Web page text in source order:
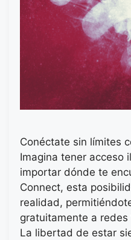
Conéctate sin límites
Imagina tener acceso
importar dónde te
Connect, esta
realidad,
gratuitamente a redes
La libertad de estar